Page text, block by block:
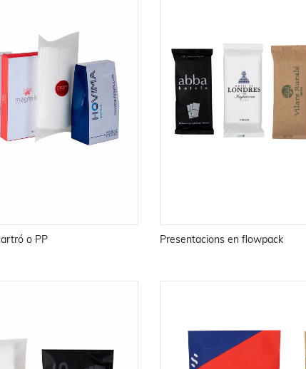
o PP Presentacions en flowpack